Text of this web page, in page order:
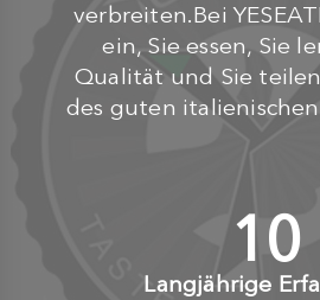
verbreiten.Bei
ein, Sie essen, Sie
Qualität und Sie
des guten italienischen
10+
Langjährige